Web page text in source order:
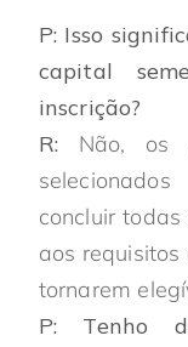
P: Isso
capital
inscrição?
R: Não, os
concluir
aos
tornarem
P: Tenho